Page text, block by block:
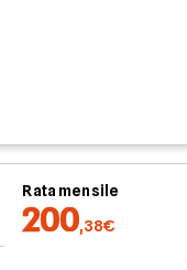
Rata mensile
200,38€